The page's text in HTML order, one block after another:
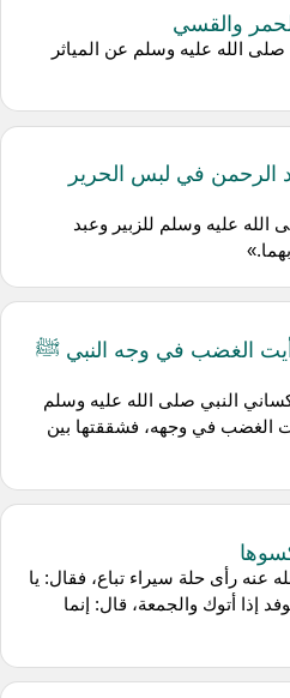
والقسي
الله عليه وسلم عن المياثر
الرحمن في لبس الحرير
عليه وسلم للزبير وعبد
الغضب في وجه النبي ﷺ
النبي صلى الله عليه وسلم
الغضب في وجهه، فشققتها بين
عنه رأى حلة سيراء تباع، فقال: يا
إذا أتوك والجمعة، قال: إنما